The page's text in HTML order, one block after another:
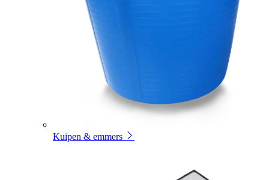
Kuipen & emmers